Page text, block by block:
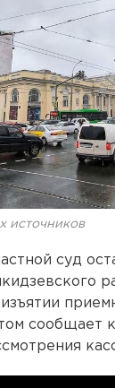
источников
суд
изъятии
сообщает